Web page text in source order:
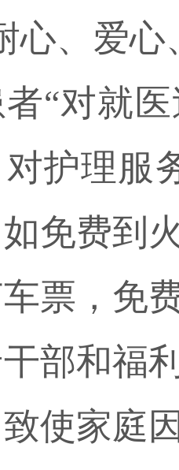
心、爱
“对就
护理服
免费到
票，免
部和福
使家庭